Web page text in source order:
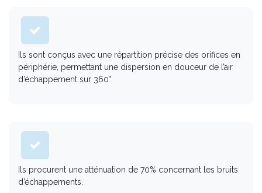
Ils sont conçus avec une répartition précise des orifices en
périphérie, permettant une dispersion en douceur de l’air
d’échappement sur 360°.
Ils procurent une atténuation de 70% concernant les bruits
d’échappements.